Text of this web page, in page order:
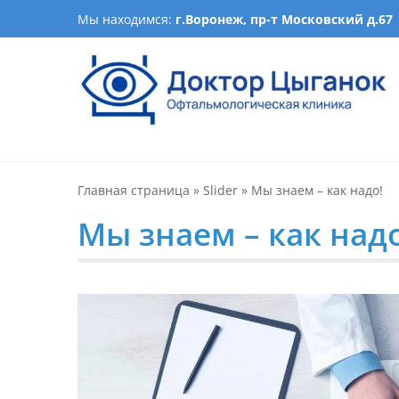
Мы находимся: г.Воронеж, пр-т Московский д.67
оптика, детская
Главная страница » Slider » Мы знаем – как надо!
Мы знаем – как